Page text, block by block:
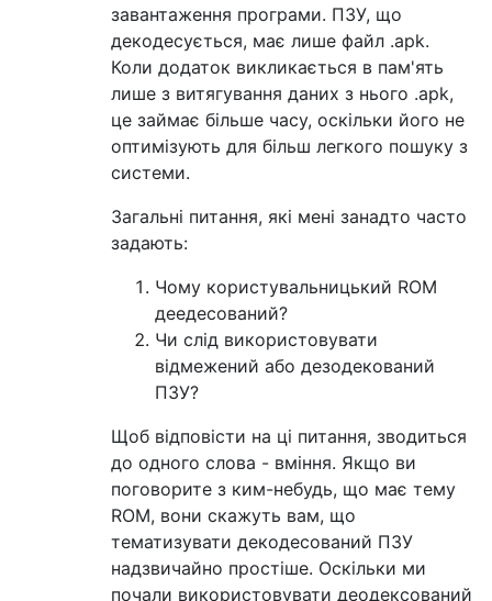
завантаження програми. ПЗУ, що
декодесується, має лише файл .apk.
Коли додаток викликається в пам'ять
лише з витягування даних з нього .apk,
це займає більше часу, оскільки його не
оптимізують для більш легкого пошуку з
системи.
Загальні питання, які мені занадто часто
задають:
Чому користувальницький ROM
деедесований?
Чи слід використовувати
відмежений або дезодекований
ПЗУ?
Щоб відповісти на ці питання, зводиться
до одного слова - вміння. Якщо ви
поговорите з ким-небудь, що має тему
ROM, вони скажуть вам, що
тематизувати декодесований ПЗУ
надзвичайно простіше. Оскільки ми
почали використовувати деодексований